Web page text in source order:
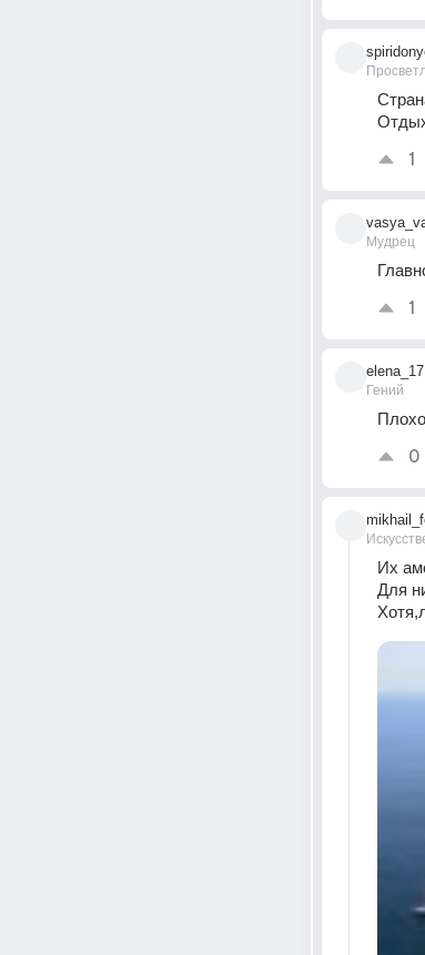
1
Мудрец
1
Гений
0
Их
Для